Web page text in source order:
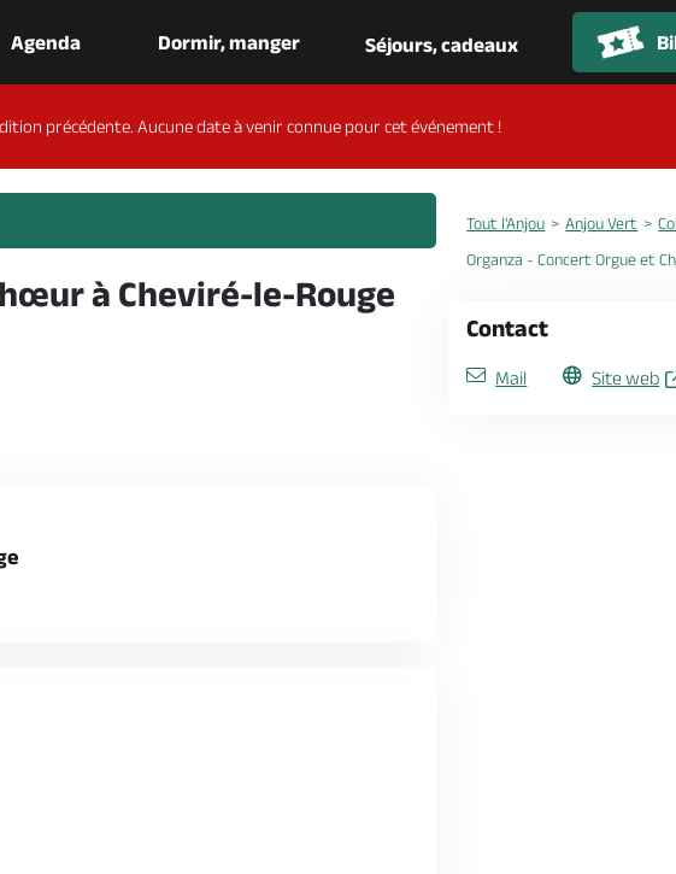
Agenda Dormir, manger Séjours, cadeaux
précédente. Aucune date à venir connue pour cet événement !
à Cheviré-le-Rouge
Tout l'Anjou Anjou Vert
Organza - Concert Orgue et
Contact
Mail Site web